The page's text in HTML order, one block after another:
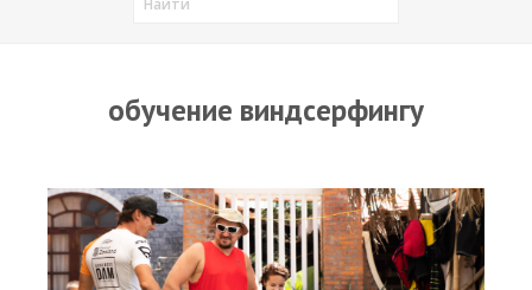
Прогноз погоды
Активности
Вингфойлинг
обучение виндсерфингу